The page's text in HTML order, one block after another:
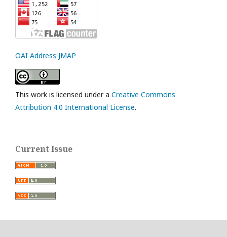
OAI Address JMAP
This work is licensed under a Creative Commons
Attribution 4.0 International License.
Current Issue